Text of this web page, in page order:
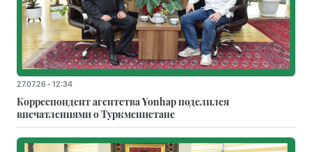
27.07.26 - 12:34
Корреспондент агентства Yonhap поделился
впечатлениями о Туркменистане